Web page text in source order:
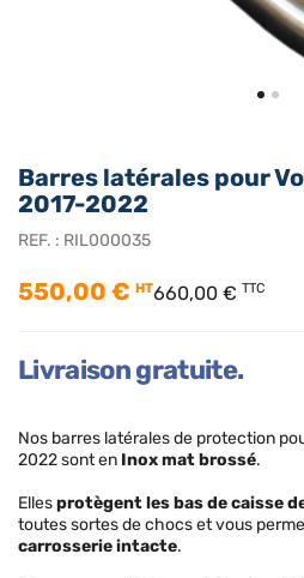
Barres latérales pour
2017-2022
REF. : RIL000035
550,00 € HT660,00 € TTC
Livraison gratuite.
Nos barres latérales de protection
2022 sont en Inox mat brossé.
Ellesprotègent les bas de caisse
toutes sortes de chocs et vous
carrosserie intacte.